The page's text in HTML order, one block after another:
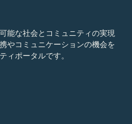
能な社会とコミュニティの実現
やコミュニケーションの機会を
ィポータルです。
ます。なお、本項に定める事
あらゆる場合を含むものとし
託）
は、これにより、会員に対す
できないものとします。